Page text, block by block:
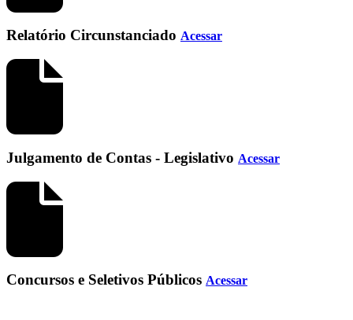
Relatório Circunstanciado Acessar
Julgamento de Contas - Legislativo Acessar
Concursos e Seletivos Públicos Acessar